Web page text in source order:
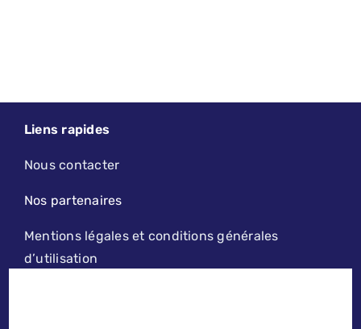
Liens rapides
Nous contacter
Nos partenaires
Mentions légales et conditions générales
d’utilisation